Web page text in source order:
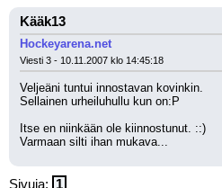
Kääk13
Hockeyarena.net
Viesti 3 - 10.11.2007 klo 14:45:18
Veljeäni tuntui innostavan kovinkin.
Sellainen urheiluhullu kun on:P
Itse en niinkään ole kiinnostunut. ::)
Varmaan silti ihan mukava...
Sivuja: 1